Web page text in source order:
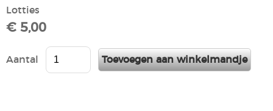
Lotties
€ 5,00
Aantal